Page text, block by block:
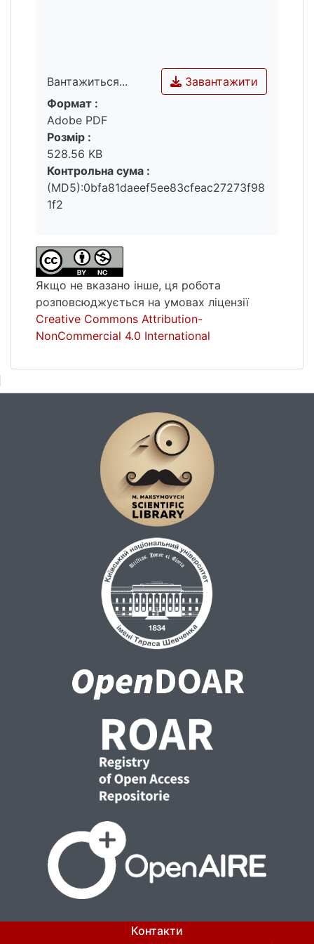
засоби народних вірувань; відслідковано,
яким чином фольклор впливає на сучасне
створення одягу за мотивами народного.
Вантажиться...
Вантажиться...
Завантажити
Формат :
Adobe PDF
Розмір :
528.56 KB
Контрольна сума :
(MD5):0bfa81daeef5ee83cfeac27273f98
1f2
Якщо не вказано інше, ця робота
розповсюджується на умовах ліцензії
Creative Commons Attribution-
NonCommercial 4.0 International
Контакти